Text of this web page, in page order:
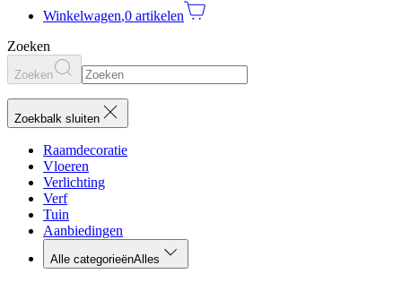
Winkelwagen,0 artikelen
Zoeken
Zoeken
Zoekbalk sluiten
Raamdecoratie
Vloeren
Verlichting
Verf
Tuin
Aanbiedingen
Alle categorieënAlles